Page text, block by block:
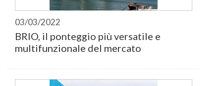
03/03/2022
BRIO, il ponteggio più versatile e
multifunzionale del mercato